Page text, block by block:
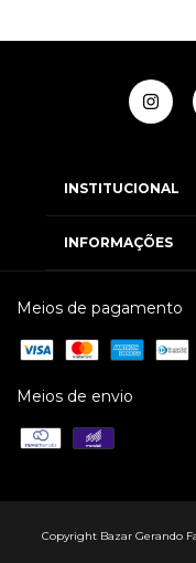
INSTITUCIONAL
INFORMAÇÕES
Meios de pagamento
Meios de envio
Copyright Bazar Gerando